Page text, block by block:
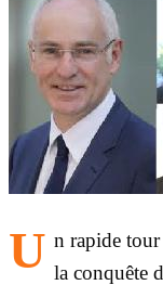
U n rapide
la conquête